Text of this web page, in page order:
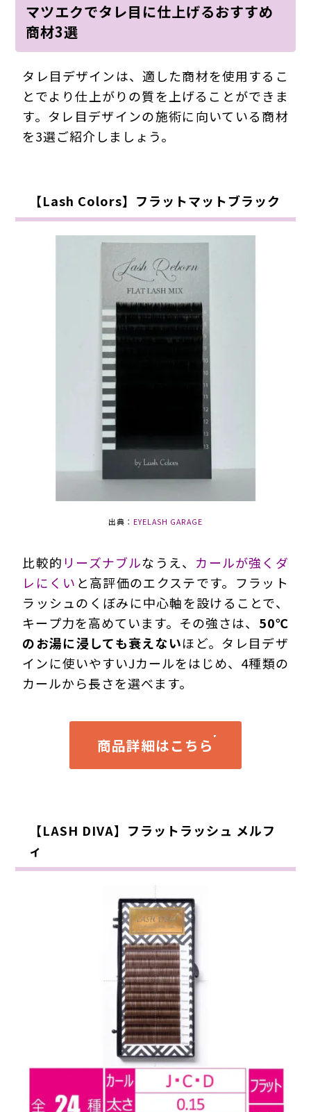
マツエクでタレ目に仕上げるおすすめ
商材3選
タレ目デザインは、適した商材を使用するこ
とでより仕上がりの質を上げることができま
す。タレ目デザインの施術に向いている商材
を3選ご紹介しましょう。
【Lash Colors】フラットマットブラック
出典： EYELASH GARAGE
比較的 リーズナブルなうえ、 カールが強くダ
レにくい と高評価のエクステです。フラット
ラッシュのくぼみに中心軸を設けることで、
キープ力を高めています。その強さは、 50℃
のお湯に浸しても衰えないほど。タレ目デザ
インに使いやすいJカールをはじめ、4種類の
カールから長さを選べます。
商品詳細はこちら
【LASH DIVA】フラットラッシュ メルフ
ィ